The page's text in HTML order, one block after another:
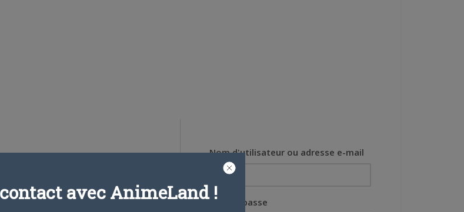
Nom d'utilisateur ou adresse e-mail
Mot de passe
avec AnimeLand !